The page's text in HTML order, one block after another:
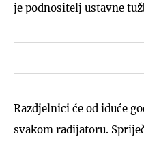
je podnositelj ustavne
Razdjelnici će od iduće
svakom radijatoru.